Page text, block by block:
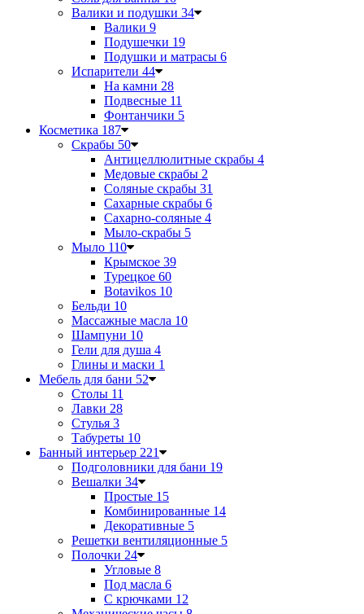
Валики и подушки 34
Валики 9
Подушечки 19
Подушки и матрасы 6
Испарители 44
На камни 28
Подвесные 11
Фонтанчики 5
Косметика 187
Скрабы 50
Антицеллюлитные скрабы 4
Медовые скрабы 2
Соляные скрабы 31
Сахарные скрабы 6
Сахарно-соляные 4
Мыло-скрабы 5
Мыло 110
Крымское 39
Турецкое 60
Botavikos 10
Бельди 10
Массажные масла 10
Шампуни 10
Гели для душа 4
Глины и маски 1
Мебель для бани 52
Столы 11
Лавки 28
Стулья 3
Табуреты 10
Банный интерьер 221
Подголовники для бани 19
Вешалки 34
Простые 15
Комбинированные 14
Декоративные 5
Решетки вентиляционные 5
Полочки 24
Угловые 8
Под масла 6
С крючками 12